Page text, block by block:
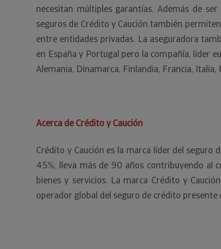
necesitan múltiples garantías. Además de
seguros de Crédito y Caución también
entre entidades privadas. La aseguradora
en España y Portugal pero la compañía, líder
Alemania, Dinamarca, Finlandia, Francia, Italia,
Acerca de Crédito y Caución
Crédito y Caución es la marca líder del
45%, lleva más de 90 años contribuyendo al
bienes y servicios. La marca Crédito y
operador global del seguro de crédito presente